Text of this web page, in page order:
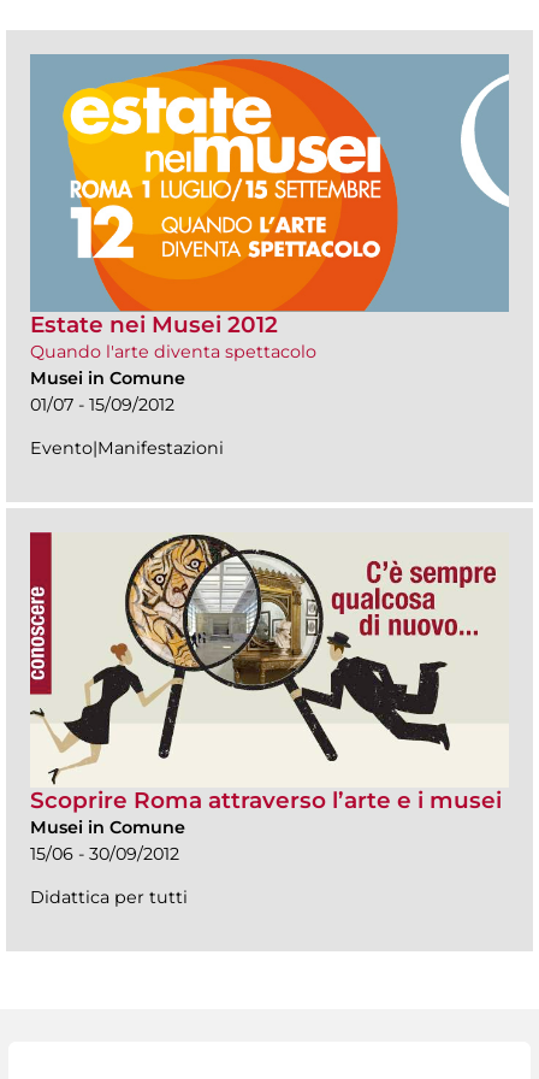
Estate nei Musei 2012
Quando l'arte diventa spettacolo
Musei in Comune
01/07 - 15/09/2012
Evento|Manifestazioni
Scoprire Roma attraverso l’arte e i musei
Musei in Comune
15/06 - 30/09/2012
Didattica per tutti